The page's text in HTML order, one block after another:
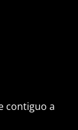
contiguo a